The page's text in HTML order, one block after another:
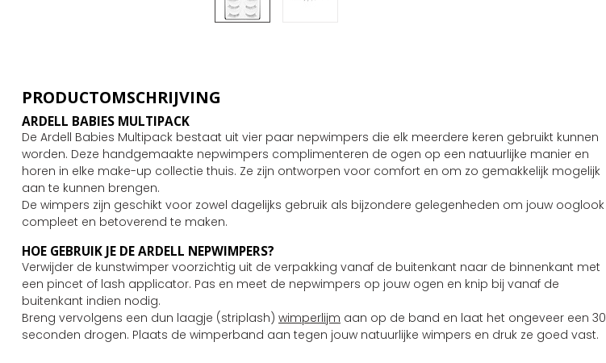
PRODUCTOMSCHRIJVING
ARDELL BABIES MULTIPACK
De Ardell Babies Multipack bestaat uit vier paar nepwimpers die elk meerdere keren gebruikt kunnen
worden. Deze handgemaakte nepwimpers complimenteren de ogen op een natuurlijke manier en
horen in elke make-up collectie thuis. Ze zijn ontworpen voor comfort en om zo gemakkelijk mogelijk
aan te kunnen brengen.
De wimpers zijn geschikt voor zowel dagelijks gebruik als bijzondere gelegenheden om jouw ooglook
compleet en betoverend te maken.
HOE GEBRUIK JE DE ARDELL NEPWIMPERS?
Verwijder de kunstwimper voorzichtig uit de verpakking vanaf de buitenkant naar de binnenkant met
een pincet of lash applicator. Pas en meet de nepwimpers op jouw ogen en knip bij vanaf de
buitenkant indien nodig.
Breng vervolgens een dun laagje (striplash) wimperlijm aan op de band en laat het ongeveer een 30
seconden drogen. Plaats de wimperband aan tegen jouw natuurlijke wimpers en druk ze goed vast.